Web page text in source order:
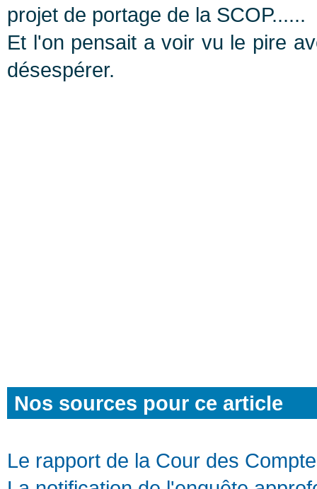
projet de portage de la SCOP......
Et l'on pensait a voir vu le pire
désespérer.
Nos sources pour ce article
Le rapport de la Cour des